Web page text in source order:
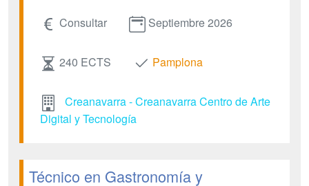
Consultar Septiembre 2026
240 ECTS Pamplona
Creanavarra - Creanavarra Centro de Arte
Digital y Tecnología
Técnico en Gastronomía y